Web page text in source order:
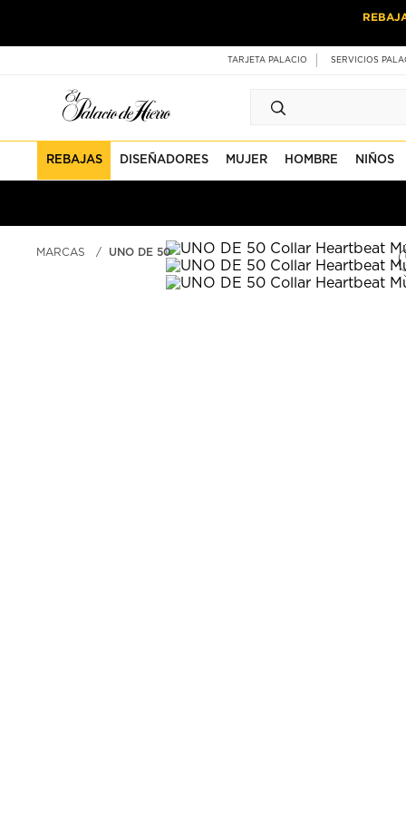
TARJETA PALACIO SERVICIOS
REBAJAS DISEÑADORES MUJER HOMBRE NIÑOS
MARCAS UNO DE 50